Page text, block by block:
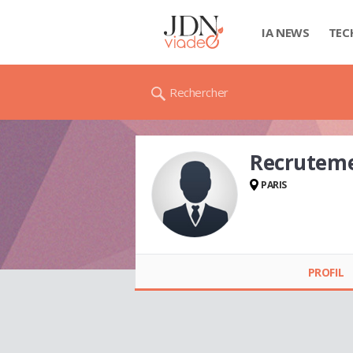
IA NEWS
Rechercher
PARIS
PROFIL